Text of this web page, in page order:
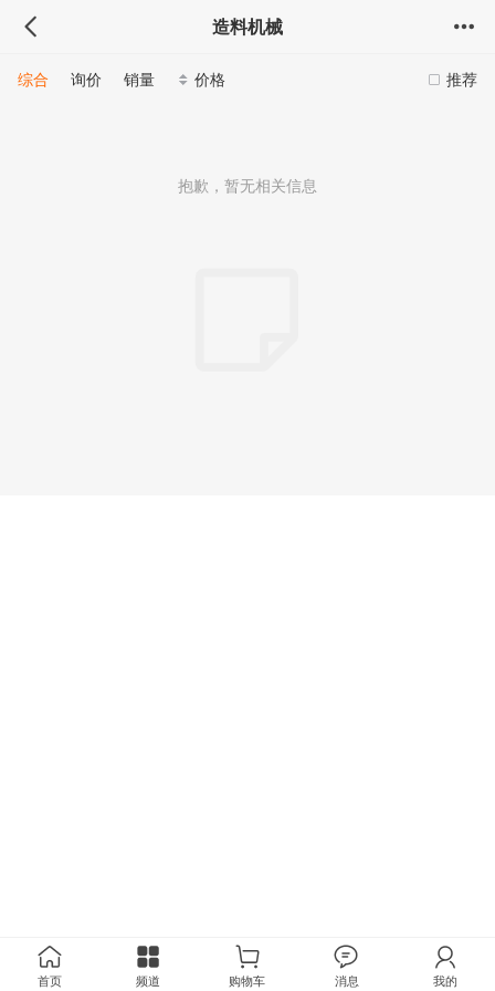
造料机械
推荐
综合 询价 销量 价格
抱歉，暂无相关信息
首页 频道 购物车 消息 我的